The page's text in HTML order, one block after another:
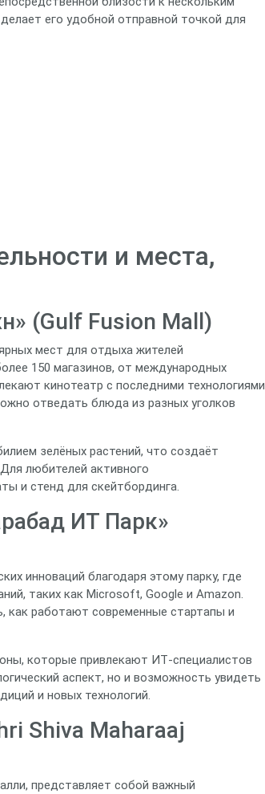
его удобной отправной точкой для
и места,
(Gulf Fusion Mall)
мест для отдыха жителей
150 магазинов, от международных
кинотеатр с последними технологиями
отведать блюда из разных уголков
зелёных растений, что создаёт
любителей активного
и стенд для скейтбординга.
ИТ Парк»
инноваций благодаря этому парку, где
таких как Microsoft, Google и Amazon.
как работают современные стартапы и
которые привлекают ИТ‑специалистов
аспект, но и возможность увидеть
и новых технологий.
Shiva Maharaaj
представляет собой важный